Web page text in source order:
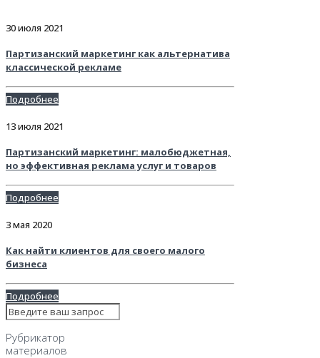
30 июля 2021
Партизанский маркетинг как альтернатива
классической рекламе
Подробнее
13 июля 2021
Партизанский маркетинг: малобюджетная,
но эффективная реклама услуг и товаров
Подробнее
3 мая 2020
Как найти клиентов для своего малого
бизнеса
Подробнее
Рубрикатор
материалов